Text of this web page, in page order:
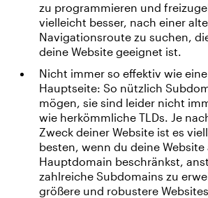
zu programmieren und
vielleicht besser, nach einer
Navigationsroute zu suchen,
deine Website geeignet ist.
Nicht immer so effektiv wie
Hauptseite: So nützlich
mögen, sie sind leider nicht
wie herkömmliche TLDs. Je
Zweck deiner Website ist es
besten, wenn du deine Website
Hauptdomain beschränkst,
zahlreiche Subdomains zu
größere und robustere